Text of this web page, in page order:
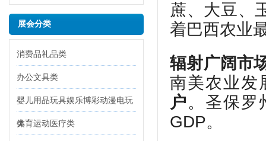
展会分类
消费品礼品类
办公文具类
婴儿用品玩具娱乐博彩动漫电玩
类
体育运动医疗类
蔗、大豆、
着巴西农业
辐射广阔市
南美农业发
户。圣保罗
GDP。